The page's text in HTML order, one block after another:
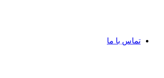
تماس با ما